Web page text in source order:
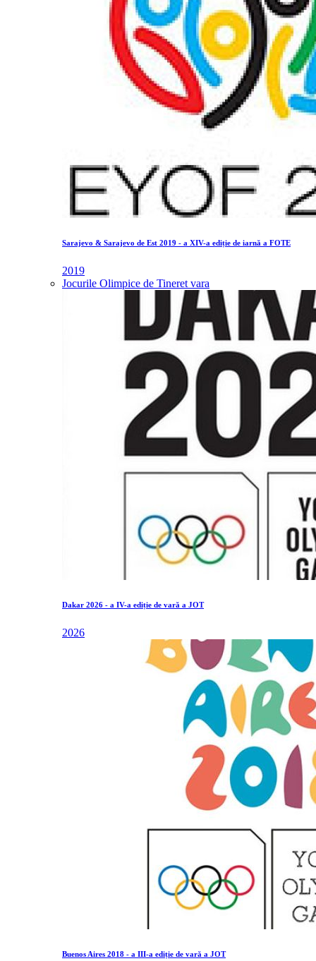
Sarajevo & Sarajevo de Est 2019 - a XIV-a ediție de iarnă a FOTE
2019
Jocurile Olimpice de Tineret vara
Dakar 2026 - a IV-a ediție de vară a JOT
2026
Buenos Aires 2018 - a III-a ediție de vară a JOT